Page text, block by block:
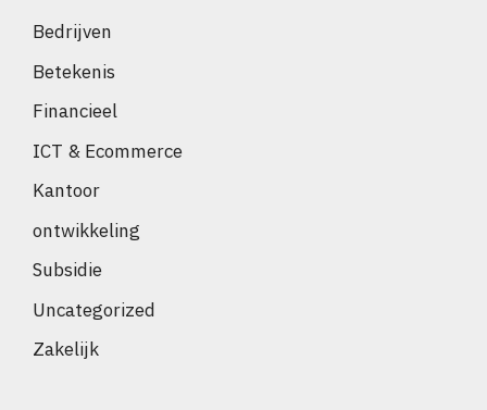
Bedrijven
Betekenis
Financieel
ICT & Ecommerce
Kantoor
ontwikkeling
Subsidie
Uncategorized
Zakelijk